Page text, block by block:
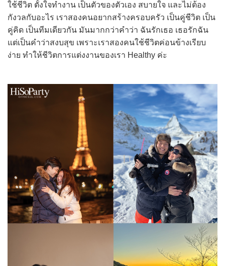
ใช้ชีวิต ตั้งใจทำงาน เป็นตัวของตัวเอง สบายใจ และไม่ต้อง
กังวลกับอะไร เราสองคนอยากสร้างครอบครัว เป็นคู่ชีวิต เป็น
คู่คิด เป็นทีมเดียวกัน มันมากกว่าคำว่า ฉันรักเธอ เธอรักฉัน
แต่เป็นคำว่าสงบสุข เพราะเราสองคนใช้ชีวิตค่อนข้างเรียบ
ง่าย ทำให้ชีวิตการแต่งงานของเรา Healthy ค่ะ